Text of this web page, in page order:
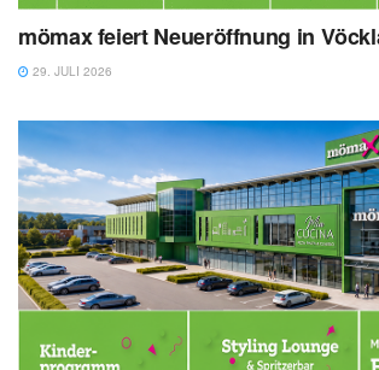
mömax feiert Neueröffnung in
29. JULI 2026